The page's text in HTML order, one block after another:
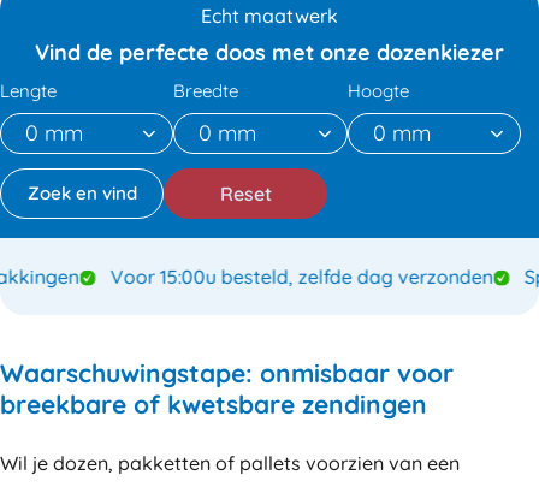
Echt maatwerk
Vind de perfecte doos met onze dozenkiezer
Lengte Breedte Hoogte
Reset
Voor 15:00u besteld, zelfde dag verzonden
Waarschuwingstape: onmisbaar voor
breekbare of kwetsbare zendingen
Wil je dozen, pakketten of pallets voorzien van een